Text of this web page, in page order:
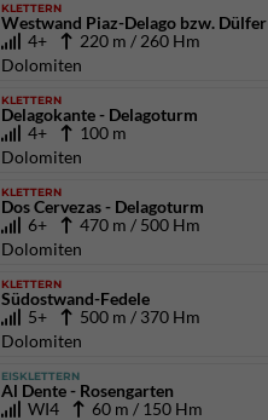
KLETTERN
Westwand Piaz-Delago bzw. Dülfer
4+
220 m / 260 Hm
Dolomiten
KLETTERN
Delagokante - Delagoturm
4+
100 m
Dolomiten
KLETTERN
Dos Cervezas - Delagoturm
6+
470 m / 500 Hm
Dolomiten
KLETTERN
Südostwand-Fedele
5+
500 m / 370 Hm
Dolomiten
EISKLETTERN
Al Dente - Rosengarten
WI4
60 m / 150 Hm